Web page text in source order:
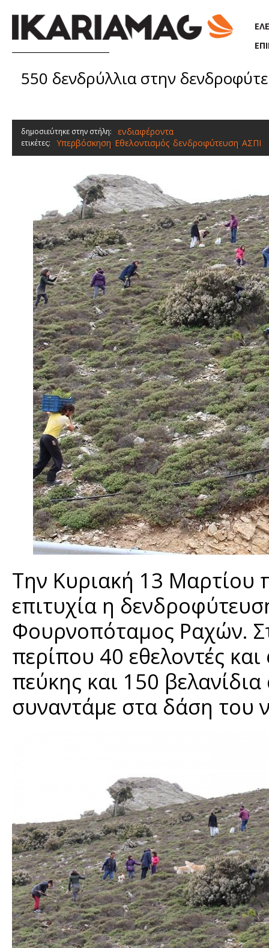
550 δενδρύλλια στην
δημοσιεύτηκε στην στήλη: ενδιαφέροντα
ετικέτες: Υπερβόσκηση, Εθελοντισμός, δενδροφύτευση, ΑΣΠΙ
Την Κυριακή 13 Μαρτίου
επιτυχία η
Φουρνοπόταμος Ραχών.
περίπου 40 εθελοντές
πεύκης και 150
συναντάμε στα δάση του